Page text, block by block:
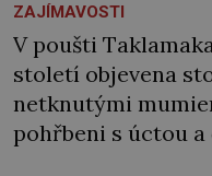
ZAJÍMAVOSTI
V poušti
století objevena
netknutými
pohřbeni s úctou